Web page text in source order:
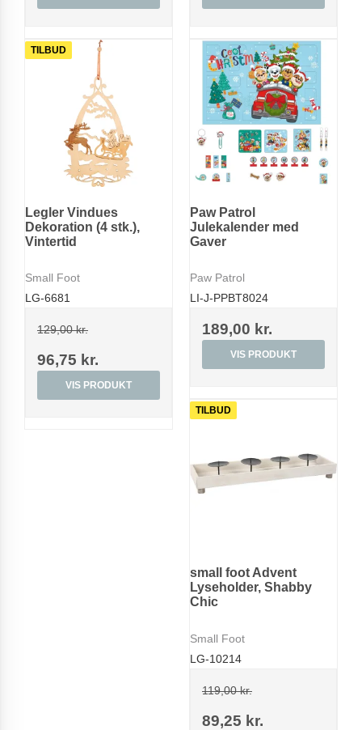
TILBUD
Legler Vindues
Dekoration (4 stk.),
Vintertid
Small Foot
LG-6681
129,00 kr.
96,75 kr.
VIS PRODUKT
Paw Patrol
Julekalender med
Gaver
Paw Patrol
LI-J-PPBT8024
189,00 kr.
VIS PRODUKT
TILBUD
small foot Advent
Lyseholder, Shabby
Chic
Small Foot
LG-10214
119,00 kr.
89,25 kr.